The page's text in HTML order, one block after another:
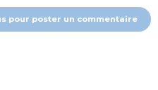
pour poster un commentaire